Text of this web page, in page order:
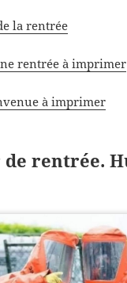
la rentrée
rentrée à imprimer
à imprimer
de rentrée.